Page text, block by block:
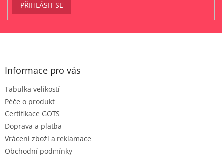
PŘIHLÁSIT SE
Z
Informace pro vás
Tabulka velikostí
Péče o produkt
Certifikace GOTS
Doprava a platba
Vrácení zboží a reklamace
Obchodní podmínky